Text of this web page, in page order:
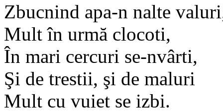
Zbucnind apa-n nalte
Mult în urmă clocoti,
În mari cercuri se-nvârti,
Şi de trestii, şi de maluri
Mult cu vuiet se izbi.